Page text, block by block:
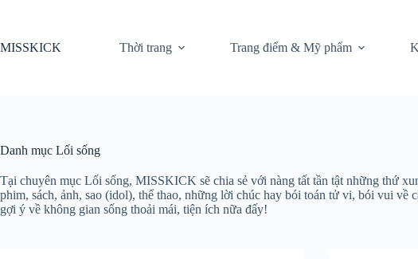
nội
MISSKICK Thời trang Trang điểm & Mỹ phẩm
Danh mục Lối sống
Tại chuyên mục Lối sống, MISSKICK sẽ chia sẻ với nàng tất tần tật những thứ
phim, sách, ảnh, sao (idol), thể thao, những lời chúc hay bói toán tử vi, bói vui
gợi ý về không gian sống thoải mái, tiện ích nữa đấy!